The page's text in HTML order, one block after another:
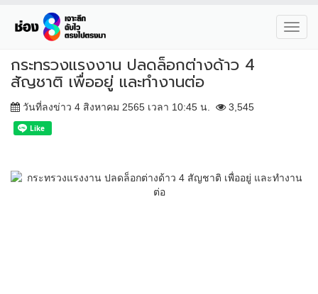
กระทรวงแรงงาน ปลดล็อกต่างด้าว 4
สัญชาติ เพื่ออยู่ และทำงานต่อ
วันที่ลงข่าว 4 สิงหาคม 2565 เวลา 10:45 น. 3,545